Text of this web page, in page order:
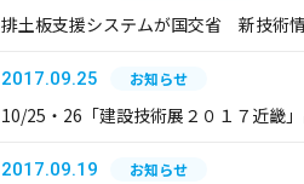
排土板支援システムが国交省 新技術
2017.09.25 お知らせ
10/25・26「建設技術展２０１７近畿
2017.09.19 お知らせ